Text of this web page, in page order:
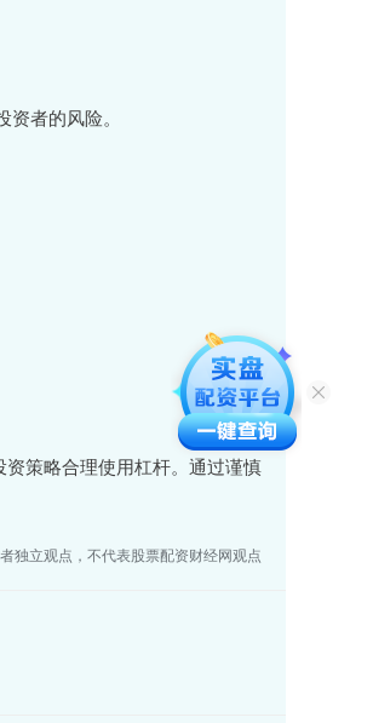
者的风险。
策略合理使用杠杆。通过谨慎
独立观点，不代表股票配资财经网观点